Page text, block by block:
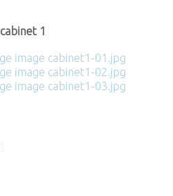
cabinet 1